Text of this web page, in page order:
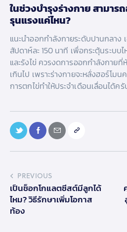
ในช่วงบำรุงร่างกาย สามาร
รุนแรงแค่ไหน?
แนะนำออกกำลังกายระดับปานกลาง
สัปดาห์ละ 150 นาที เพื่อกระตุ้นระบบ
และรังไข่ ควรงดการออกกำลังกาย
เกินไป เพราะร่างกายจะหลั่งฮอร์โม
การตกไข่ทำให้ประจำเดือนเลื่อนได้ครั
PREVIOUS
เป็นช็อกโกแลตซีสต์มีลูกได้
ไหม? วิธีรักษาเพิ่มโอกาส
ท้อง